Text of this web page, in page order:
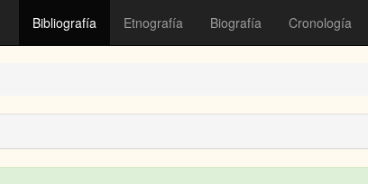
Bibliografía Etnografía Biografía Cronología